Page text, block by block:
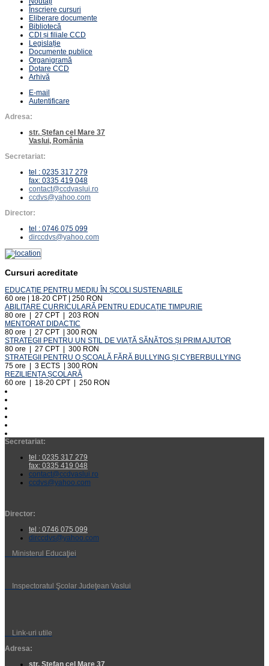
Înscriere cursuri
Eliberare documente
Bibliotecă
CDI și filiale CCD
Legislație
Documente publice
Organigramă
Dotare CCD
Arhivă
E-mail
Autentificare
Adresa:
str. Ștefan cel Mare 37
Vaslui, România
Secretariat:
tel : 0235 317 279
fax: 0335 419 048
contact@ccdvaslui.ro
ccdvs@yahoo.com
Director:
tel : 0746 075 099
dirccdvs@yahoo.com
Cursuri acreditate
EDUCAȚIE PENTRU MEDIU ÎN ȘCOLI SUSTENABILE
60 ore | 18-20 CPT | 250 RON
ABILITARE CURRICULARĂ PENTRU EDUCAȚIE TIMPURIE
80 ore | 27 CPT | 203 RON
MENTORAT DIDACTIC
80 ore | 27 CPT | 300 RON
STRATEGII PENTRU UN STIL DE VIAȚĂ SĂNĂTOS ȘI PRIM AJUTOR
80 ore | 27 CPT | 300 RON
STRATEGII PENTRU O ȘCOALĂ FĂRĂ BULLYING ȘI CYBERBULLYING
75 ore | 3 ECTS | 300 RON
REZILIENȚA ȘCOLARĂ
60 ore | 18-20 CPT | 250 RON
Secretariat:
tel : 0235 317 279
fax: 0335 419 048
contact@ccdvaslui.ro
ccdvs@yahoo.com
Director:
tel : 0746 075 099
dirccdvs@yahoo.com
Ministerul Educaţiei
Inspectoratul Şcolar Judeţean Vaslui
Link-uri utile
Adresa:
str. Ștefan cel Mare 37